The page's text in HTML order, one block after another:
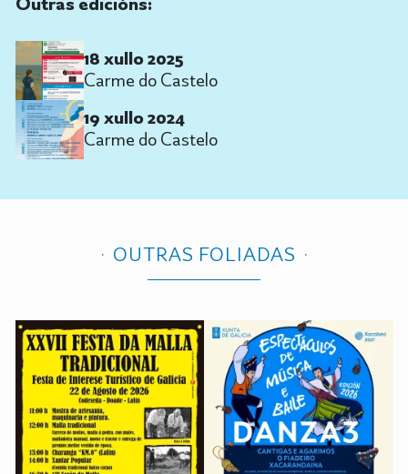
18 xullo 2025
Carme do Castelo
19 xullo 2024
Carme do Castelo
OUTRAS FOLIADAS